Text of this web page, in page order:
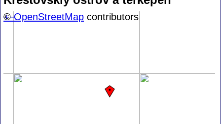
+−
©OpenStreetMap contributors